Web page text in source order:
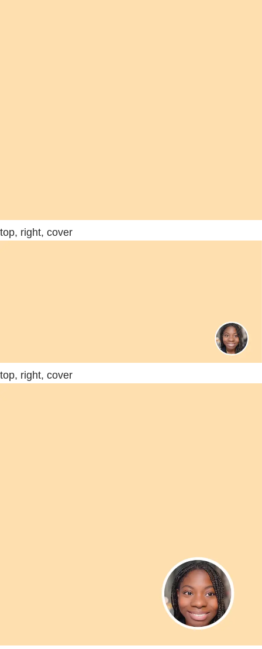
top, right, cover
top, right, cover